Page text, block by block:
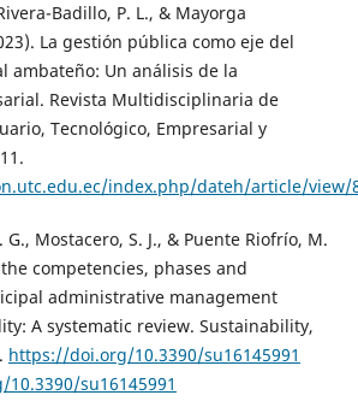
Badillo, P. L., & Mayorga
La gestión pública como eje del
ambateño: Un análisis de la
Revista Multidisciplinaria de
Tecnológico, Empresarial y
index.php/dateh/article/view/
Mostacero, S. J., & Puente Riofrío, M.
competencies, phases and
administrative management
A systematic review. Sustainability,
https://doi.org/10.3390/su16145991
su16145991